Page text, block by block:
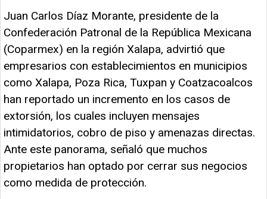
Juan Carlos Díaz Morante, presidente de la
Confederación Patronal de la República Mexicana
(Coparmex) en la región Xalapa, advirtió que
empresarios con establecimientos en municipios
como Xalapa, Poza Rica, Tuxpan y Coatzacoalcos
han reportado un incremento en los casos de
extorsión, los cuales incluyen mensajes
intimidatorios, cobro de piso y amenazas directas.
Ante este panorama, señaló que muchos
propietarios han optado por cerrar sus negocios
como medida de protección.